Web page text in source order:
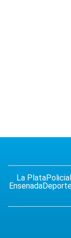
La Plata
Ensenada